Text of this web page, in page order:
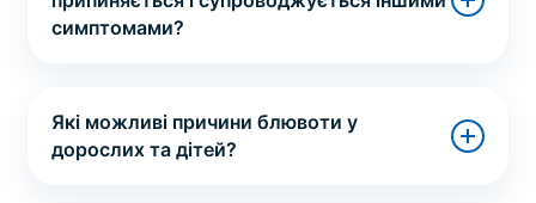
симптомами?
Які можливі причини блювоти у
дорослих та дітей?